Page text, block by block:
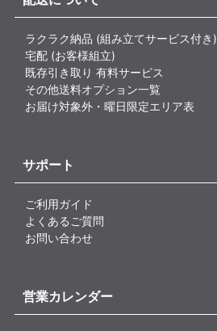
ラクラク納品 (組み立てサービス付き)
宅配 (お客様組立)
既存引き取り 有料サービス
その他送料オプション一覧
お届け対象外・曜日限定エリア表
サポート
ご利用ガイド
よくあるご質問
お問い合わせ
営業カレンダー